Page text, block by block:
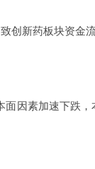
创新药板块资金
因素加速下跌